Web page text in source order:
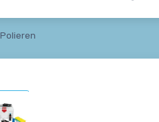
Polieren